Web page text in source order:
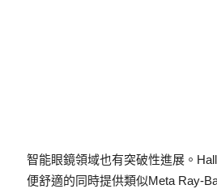
智能眼鏡領域也有突破性進展。
便舒適的同時提供類似Meta Ray-